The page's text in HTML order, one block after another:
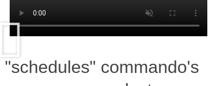
"schedules" commando's